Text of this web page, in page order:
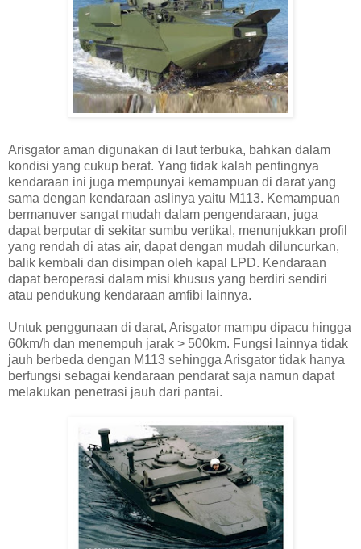
Arisgator aman digunakan di laut terbuka, bahkan dalam
kondisi yang cukup berat. Yang tidak kalah pentingnya
kendaraan ini juga mempunyai kemampuan di darat yang
sama dengan kendaraan aslinya yaitu M113. Kemampuan
bermanuver sangat mudah dalam pengendaraan, juga
dapat berputar di sekitar sumbu vertikal, menunjukkan profil
yang rendah di atas air, dapat dengan mudah diluncurkan,
balik kembali dan disimpan oleh kapal LPD. Kendaraan
dapat beroperasi dalam misi khusus yang berdiri sendiri
atau pendukung kendaraan amfibi lainnya.
Untuk penggunaan di darat, Arisgator mampu dipacu hingga
60km/h dan menempuh jarak > 500km. Fungsi lainnya tidak
jauh berbeda dengan M113 sehingga Arisgator tidak hanya
berfungsi sebagai kendaraan pendarat saja namun dapat
melakukan penetrasi jauh dari pantai.